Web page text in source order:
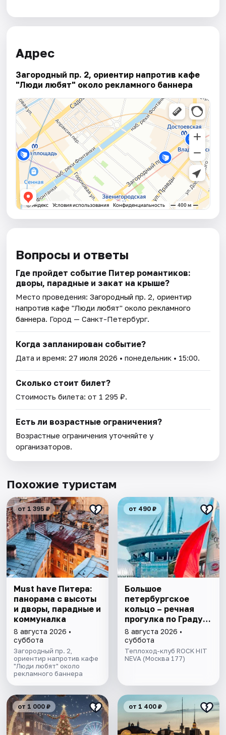
Адрес
Загородный пр. 2, ориентир напротив кафе
"Люди любят" около рекламного баннера
Вопросы и ответы
Где пройдет событие Питер романтиков:
дворы, парадные и закат на крыше?
Место проведения:Загородный пр. 2, ориентир
напротив кафе "Люди любят" около рекламного
баннера. Город — Санкт-Петербург.
Когда запланирован событие?
Дата и время:27 июля 2026 • понедельник • 15:00.
Сколько стоит билет?
Стоимость билета: от 1 295 ₽.
Есть ли возрастные ограничения?
Возрастные ограничения уточняйте у
организаторов.
Похожие туристам
от 1 395 ₽
Must have Питера:
панорама с высоты
и дворы, парадные и
коммуналка
8 августа 2026 •
суббота
Загородный пр. 2,
ориентир напротив кафе
"Люди любят" около
рекламного баннера
от 490 ₽
Большое
петербургское
кольцо – речная
прогулка пo Граду
на Неве с
авторской
экскурсией и живой
музыкой в тёплом
8 августа 2026 •
суббота
Теплоход-клуб ROCK HIT
NEVA (Москва 177)
от 1 000 ₽ от 1 400 ₽